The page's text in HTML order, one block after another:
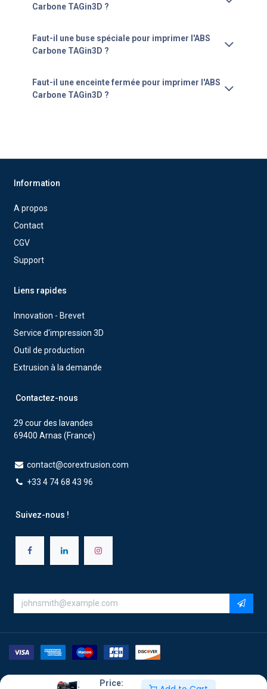
Price:
Carbone TAGin3D ?
Faut-il une buse spéciale pour imprimer l'ABS
Carbone TAGin3D ?
Faut-il une enceinte fermée pour imprimer l'ABS
Carbone TAGin3D ?
Information
A propos
Contact
CGV
Support
Liens rapides
Innovation - Brevet
Service d'impression 3D
Outil de production
Extrusion à la demande
Contactez-nous
29 cour des lavandes
69400 Arnas (France)
contact@corextrusion.com
+33 4 74 68 43 96
Suivez-nous !
Copyright ©2026 Corextrusion - Tous droits réservés